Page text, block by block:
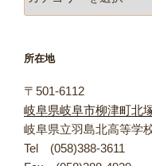
テ
ー
所在地
〒501-6112
岐阜県岐阜市柳津町北
岐阜県立羽島北高等学
Tel (058)388-3611